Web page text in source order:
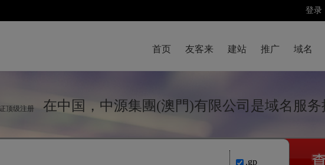
登录
首页 友客来 建站 推广 域名
顶级注册
在中国，中源集團(澳門)有限公司是域名服
.gp